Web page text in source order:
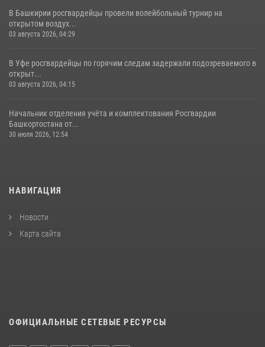
В Башкирии росгвардейцы провели волейбольный турнир на
открытом воздух...
03 августа 2026, 04:29
В Уфе росгвардейцы по горячим следам задержали подозреваемого в
открыт...
03 августа 2026, 04:15
Начальник отделения учёта и комплектования Росгвардии
Башкортостана от...
30 июля 2026, 12:54
НАВИГАЦИЯ
Новости
Карта сайта
ОФИЦИАЛЬНЫЕ СЕТЕВЫЕ РЕСУРСЫ